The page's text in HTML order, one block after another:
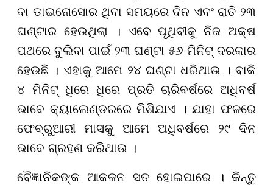
ବା ଡାଇନୋସୋର ଥିବା ସମୟରେ ଦିନ ଏବଂ ରାତି ୨୩
ଘଣ୍ଟାର ହେଉଥିଲା । ଏବେ ପୃଥିବୀକୁ ନିଜ ଅକ୍ଷ
ପଥରେ ବୁଲିବା ପାଇଁ ୨୩ ଘଣ୍ଟା ୫୬ ମିନିଟ୍ ଦରକାର
ହେଉଛି । ଏହାକୁ ଆମେ ୨୪ ଘଣ୍ଟା ଧରିଥାଉ । ବାକି
୪ ମିନିଟ୍ ଧିରେ ଧିରେ ପ୍ରତି ଚାରିବର୍ଷରେ ଅଧିବର୍ଷ
ଭାବେ କ୍ୟାଲେଣ୍ଡରରେ ମିଶିଯାଏ । ଯାହା ଫଳରେ
ଫେବ୍ରୁଆରୀ ମାସକୁ ଆମେ ଅଧିବର୍ଷରେ ୨୯ ଦିନ
ଭାବେ ଗ୍ରହଣ କରିଥାଉ ।
ବୈଜ୍ଞାନିକଙ୍କ ଆକଳନ ସତ ହୋଇପାରେ । କିନ୍ତୁ